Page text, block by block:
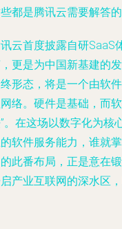
都是腾讯云需要解答的
云首度披露自研SaaS
更是为中国新基建的
形态，将是一个由软
络。硬件是基础，而
。在这场以数字化为核
软件服务能力，谁就
此番布局，正是意在
产业互联网的深水区